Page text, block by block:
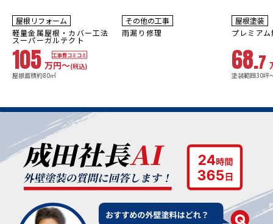
耐用年数
20~30年
屋根リフォーム
軽量金属屋根・カバー工法
スーパーガルテクト
105 万円〜(税込)
工事費コミコミ
屋根面積約80㎡
その他の工事
雨漏り修理
耐用年数
18~23年
屋根塗装
プレミア
68.7
塗装範囲30坪